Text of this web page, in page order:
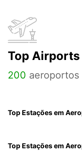
Top Airports
200
Top Estações em
Top Estações em